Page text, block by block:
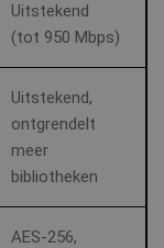
Uitstekend
(tot 950 Mbps)
Uitstekend,
ontgrendelt
meer
bibliotheken
AES‑256,